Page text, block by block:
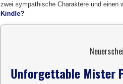
zwei sympathische Charaktere und einen
Kindle?
Unforgettable Mister